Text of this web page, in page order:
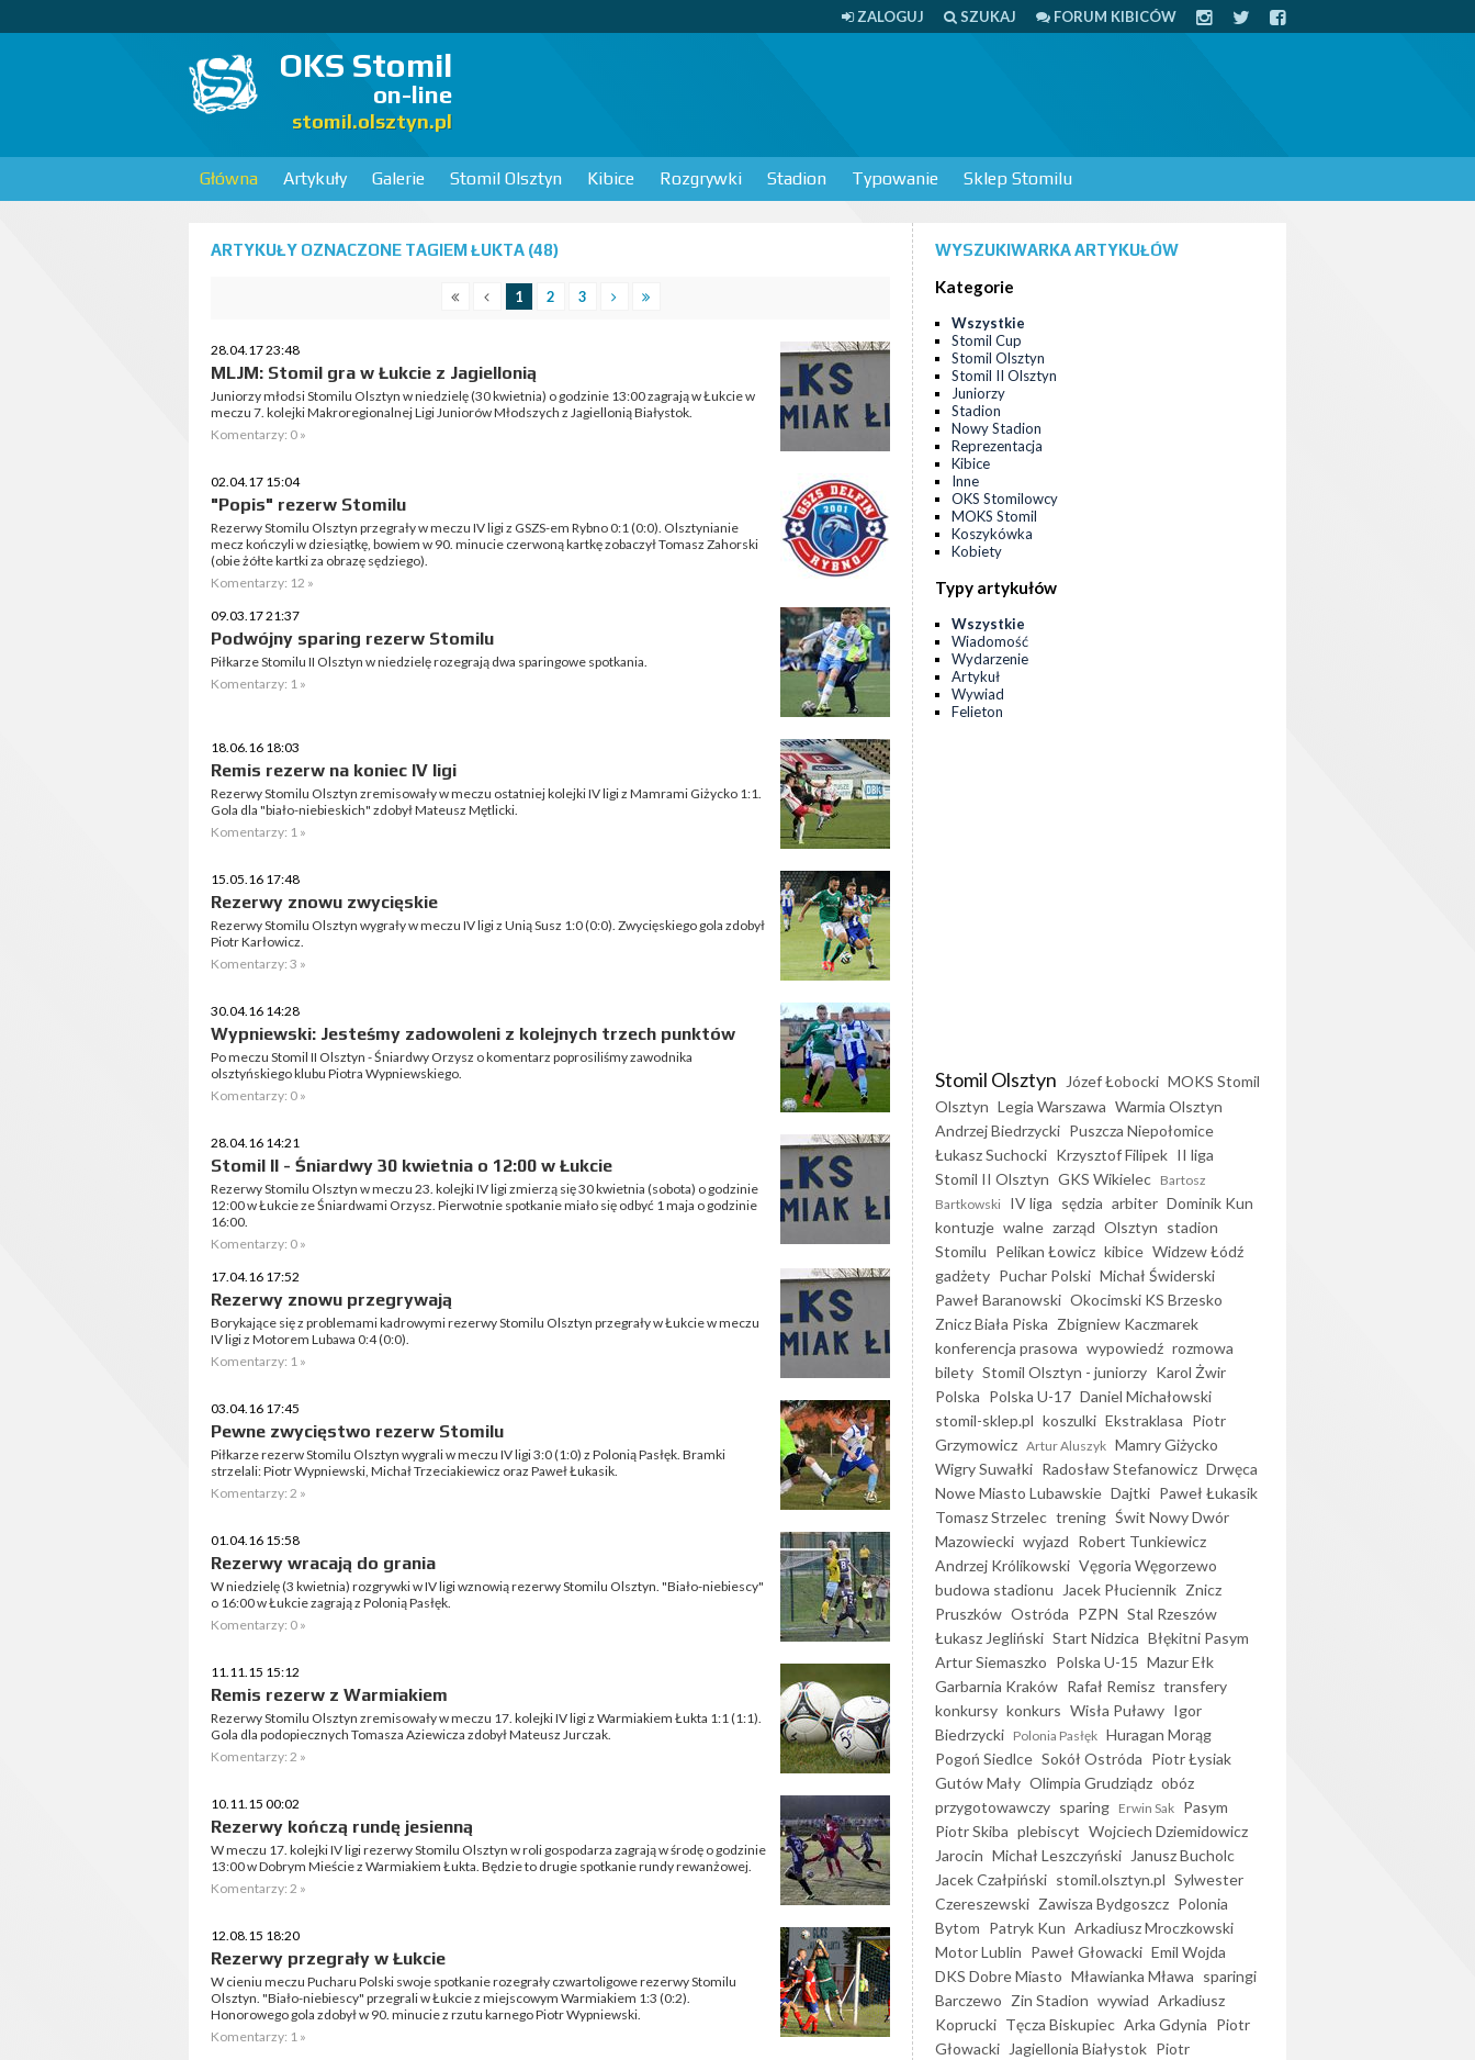
ZALOGUJ SZUKAJ FORUM KIBICÓW
OKS Stomil
on-line
stomil.olsztyn.pl
Główna Artykuły Galerie Stomil Olsztyn Kibice Rozgrywki Stadion Typowanie Sklep Stomilu
ARTYKUŁY OZNACZONE TAGIEM ŁUKTA (48)
1 2 3
28.04.17 23:48
MLJM: Stomil gra w Łukcie z Jagiellonią
Juniorzy młodsi Stomilu Olsztyn w niedzielę (30 kwietnia) o godzinie 13:00 zagrają w Łukcie w
meczu 7. kolejki Makroregionalnej Ligi Juniorów Młodszych z Jagiellonią Białystok.
Komentarzy: 0 »
02.04.17 15:04
"Popis" rezerw Stomilu
Rezerwy Stomilu Olsztyn przegrały w meczu IV ligi z GSZS-em Rybno 0:1 (0:0). Olsztynianie
mecz kończyli w dziesiątkę, bowiem w 90. minucie czerwoną kartkę zobaczył Tomasz Zahorski
(obie żółte kartki za obrazę sędziego).
Komentarzy: 12 »
09.03.17 21:37
Podwójny sparing rezerw Stomilu
Piłkarze Stomilu II Olsztyn w niedzielę rozegrają dwa sparingowe spotkania.
Komentarzy: 1 »
18.06.16 18:03
Remis rezerw na koniec IV ligi
Rezerwy Stomilu Olsztyn zremisowały w meczu ostatniej kolejki IV ligi z Mamrami Giżycko 1:1.
Gola dla "biało-niebieskich" zdobył Mateusz Mętlicki.
Komentarzy: 1 »
15.05.16 17:48
Rezerwy znowu zwycięskie
Rezerwy Stomilu Olsztyn wygrały w meczu IV ligi z Unią Susz 1:0 (0:0). Zwycięskiego gola zdobył
Piotr Karłowicz.
Komentarzy: 3 »
30.04.16 14:28
Wypniewski: Jesteśmy zadowoleni z kolejnych trzech punktów
Po meczu Stomil II Olsztyn - Śniardwy Orzysz o komentarz poprosiliśmy zawodnika
olsztyńskiego klubu Piotra Wypniewskiego.
Komentarzy: 0 »
28.04.16 14:21
Stomil II - Śniardwy 30 kwietnia o 12:00 w Łukcie
Rezerwy Stomilu Olsztyn w meczu 23. kolejki IV ligi zmierzą się 30 kwietnia (sobota) o godzinie
12:00 w Łukcie ze Śniardwami Orzysz. Pierwotnie spotkanie miało się odbyć 1 maja o godzinie
16:00.
Komentarzy: 0 »
17.04.16 17:52
Rezerwy znowu przegrywają
Borykające się z problemami kadrowymi rezerwy Stomilu Olsztyn przegrały w Łukcie w meczu
IV ligi z Motorem Lubawa 0:4 (0:0).
Komentarzy: 1 »
03.04.16 17:45
Pewne zwycięstwo rezerw Stomilu
Piłkarze rezerw Stomilu Olsztyn wygrali w meczu IV ligi 3:0 (1:0) z Polonią Pasłęk. Bramki
strzelali: Piotr Wypniewski, Michał Trzeciakiewicz oraz Paweł Łukasik.
Komentarzy: 2 »
01.04.16 15:58
Rezerwy wracają do grania
W niedzielę (3 kwietnia) rozgrywki w IV ligi wznowią rezerwy Stomilu Olsztyn. "Biało-niebiescy"
o 16:00 w Łukcie zagrają z Polonią Pasłęk.
Komentarzy: 0 »
11.11.15 15:12
Remis rezerw z Warmiakiem
Rezerwy Stomilu Olsztyn zremisowały w meczu 17. kolejki IV ligi z Warmiakiem Łukta 1:1 (1:1).
Gola dla podopiecznych Tomasza Aziewicza zdobył Mateusz Jurczak.
Komentarzy: 2 »
10.11.15 00:02
Rezerwy kończą rundę jesienną
W meczu 17. kolejki IV ligi rezerwy Stomilu Olsztyn w roli gospodarza zagrają w środę o godzinie
13:00 w Dobrym Mieście z Warmiakiem Łukta. Będzie to drugie spotkanie rundy rewanżowej.
Komentarzy: 2 »
12.08.15 18:20
Rezerwy przegrały w Łukcie
W cieniu meczu Pucharu Polski swoje spotkanie rozegrały czwartoligowe rezerwy Stomilu
Olsztyn. "Biało-niebiescy" przegrali w Łukcie z miejscowym Warmiakiem 1:3 (0:2).
Honorowego gola zdobył w 90. minucie z rzutu karnego Piotr Wypniewski.
Komentarzy: 1 »
WYSZUKIWARKA ARTYKUŁÓW
Kategorie
Wszystkie
Stomil Cup
Stomil Olsztyn
Stomil II Olsztyn
Juniorzy
Stadion
Nowy Stadion
Reprezentacja
Kibice
Inne
OKS Stomilowcy
MOKS Stomil
Koszykówka
Kobiety
Typy artykułów
Wszystkie
Wiadomość
Wydarzenie
Artykuł
Wywiad
Felieton
Stomil Olsztyn Józef Łobocki MOKS Stomil
Olsztyn Legia Warszawa Warmia Olsztyn
Andrzej Biedrzycki Puszcza Niepołomice
Łukasz Suchocki Krzysztof Filipek II liga
Stomil II Olsztyn GKS Wikielec Bartosz
Bartkowski IV liga sędzia arbiter Dominik Kun
kontuzje walne zarząd Olsztyn stadion
Stomilu Pelikan Łowicz kibice Widzew Łódź
gadżety Puchar Polski Michał Świderski
Paweł Baranowski Okocimski KS Brzesko
Znicz Biała Piska Zbigniew Kaczmarek
konferencja prasowa wypowiedź rozmowa
bilety Stomil Olsztyn - juniorzy Karol Żwir
Polska Polska U-17 Daniel Michałowski
stomil-sklep.pl koszulki Ekstraklasa Piotr
Grzymowicz Artur Aluszyk Mamry Giżycko
Wigry Suwałki Radosław Stefanowicz Drwęca
Nowe Miasto Lubawskie Dajtki Paweł Łukasik
Tomasz Strzelec trening Świt Nowy Dwór
Mazowiecki wyjazd Robert Tunkiewicz
Andrzej Królikowski Vęgoria Węgorzewo
budowa stadionu
Jacek Płuciennik Znicz
Pruszków Ostróda PZPN Stal Rzeszów
Łukasz Jegliński Start Nidzica Błękitni Pasym
Artur Siemaszko Polska U-15 Mazur Ełk
Garbarnia Kraków Rafał Remisz transfery
konkursy konkurs Wisła Puławy Igor
Biedrzycki Polonia Pasłęk Huragan Morąg
Pogoń Siedlce Sokół Ostróda Piotr Łysiak
Gutów Mały Olimpia Grudziądz obóz
przygotowawczy sparing Erwin Sak Pasym
Piotr Skiba plebiscyt Wojciech Dziemidowicz
Jarocin Michał Leszczyński
Janusz Bucholc
Jacek Czałpiński stomil.olsztyn.pl Sylwester
Czereszewski Zawisza Bydgoszcz Polonia
Bytom Patryk Kun Arkadiusz Mroczkowski
Motor Lublin Paweł Głowacki Emil Wojda
DKS Dobre Miasto Mławianka Mława sparingi
Barczewo Zin Stadion wywiad Arkadiusz
Koprucki Tęcza Biskupiec Arka Gdynia Piotr
Głowacki
Jagiellonia Białystok Piotr